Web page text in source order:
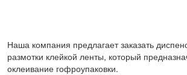
Наша компания предлагает заказать
размотки клейкой ленты, который
оклеивание гофроупаковки.